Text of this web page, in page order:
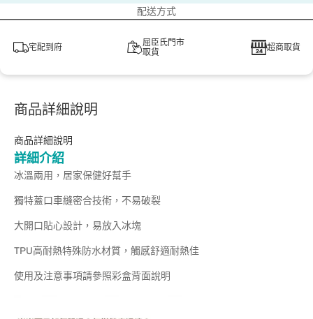
配送方式
宅配到府
屈臣氏門市
取貨
超商取貨
商品詳細說明
商品詳細說明
詳細介紹
冰溫兩用，居家保健好幫手
獨特蓋口車縫密合技術，不易破裂
大開口貼心設計，易放入冰塊
TPU高耐熱特殊防水材質，觸感舒適耐熱佳
使用及注意事項請參照彩盒背面說明